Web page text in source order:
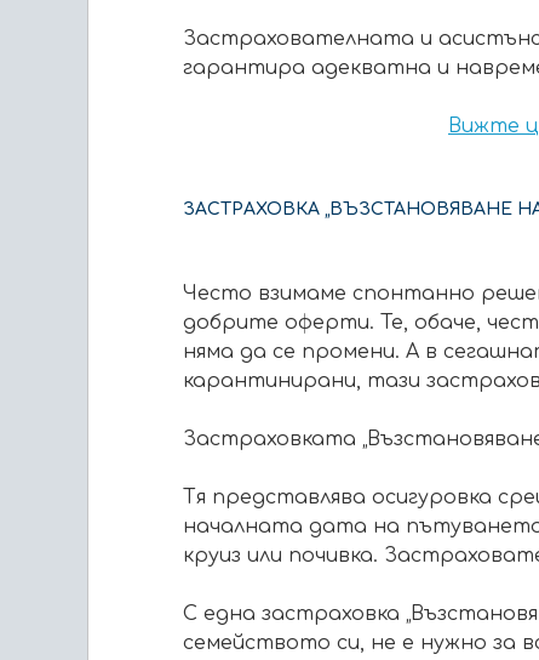
Застрахователната и
гарантира адекватна и
Вижте
ЗАСТРАХОВКА „ВЪЗСТАНОВЯВАНЕ
Често взимаме спонтанно
добрите оферти. Те, обаче,
няма да се промени. А в
карантинирани, тази
Застраховката
Тя представлява осигуровка
началната дата на пътуването
круиз или почивка.
С една застраховка
семейството си, не е нужно за